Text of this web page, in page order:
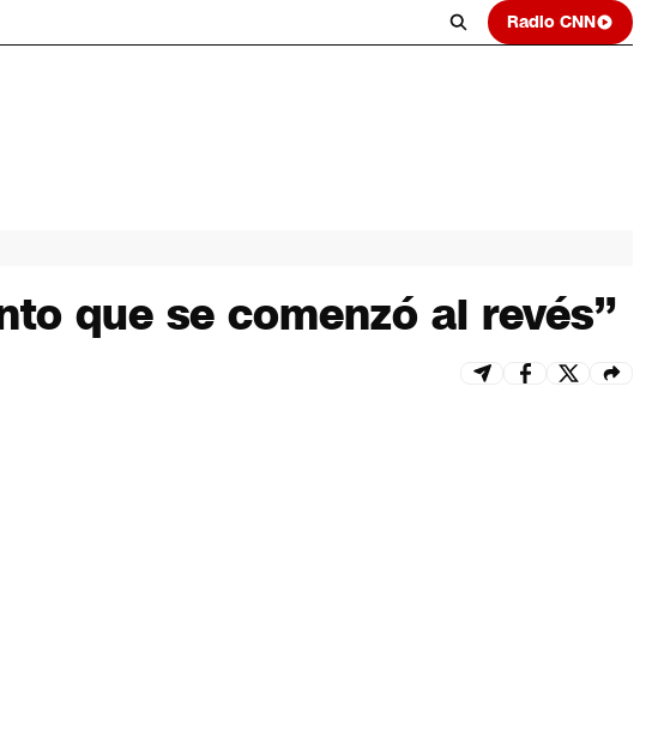
Radio CNN
que se comenzó al revés”